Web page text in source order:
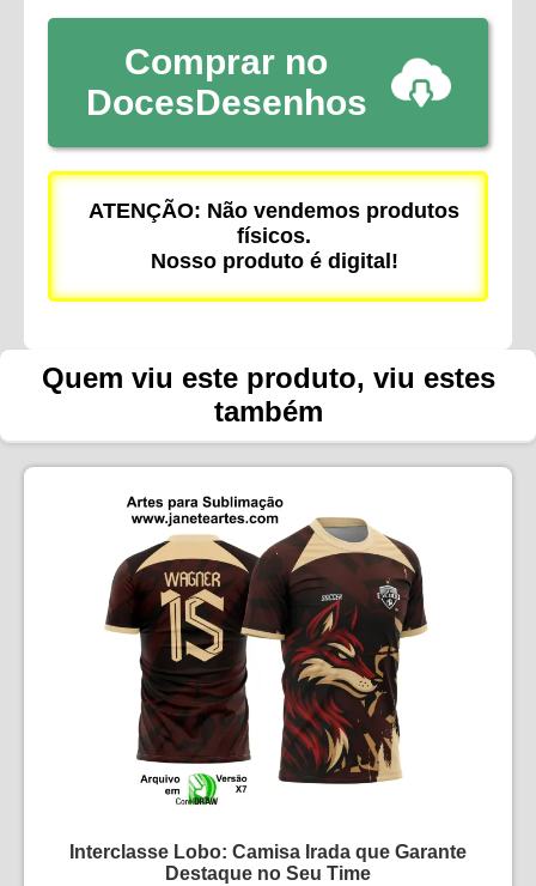
Comprar no
DocesDesenhos
ATENÇÃO: Não vendemos produtos
físicos.
Nosso produto é digital!
Quem viu este produto, viu estes
também
Interclasse Lobo: Camisa Irada que Garante
Destaque no Seu Time